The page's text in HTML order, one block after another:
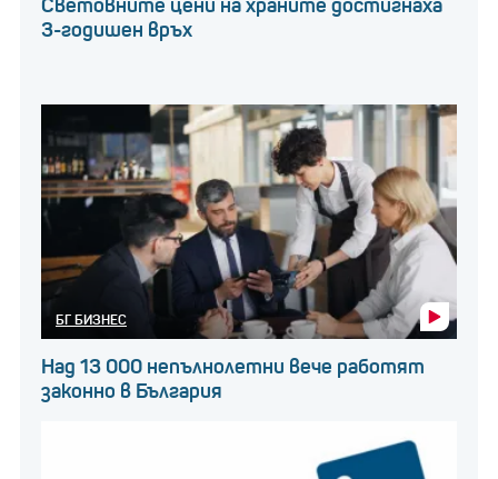
Световните цени на храните достигнаха
3-годишен връх
БГ БИЗНЕС
Над 13 000 непълнолетни вече работят
законно в България